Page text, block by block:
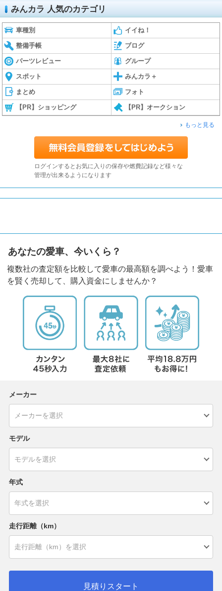
みんカラ 人気のカテゴリ
車種別 イイね！
整備手帳 ブログ
パーツレビュー グループ
スポット みんカラ＋
まとめ フォト
【PR】ショッピング 【PR】オークション
もっと見る
ログインするとお気に入りの保存や燃費記録など様々な
管理が出来るようになります
あなたの愛車、今いくら？
複数社の査定額を比較して愛車の最高額を調べよう！愛車
を賢く売却して、購入資金にしませんか？
メーカー
モデル
年式
走行距離（km）
見積りスタート